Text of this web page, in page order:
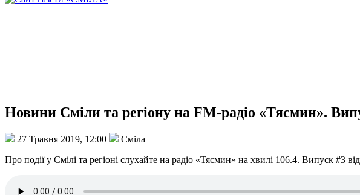
Новини Сміли та регіону на FM-радіо «Тясмин».
27 Травня 2019, 12:00
Сміла
Про події у Смілі та регіоні слухайте на радіо «Тясмин» на хвилі 106.4. Випуск #3